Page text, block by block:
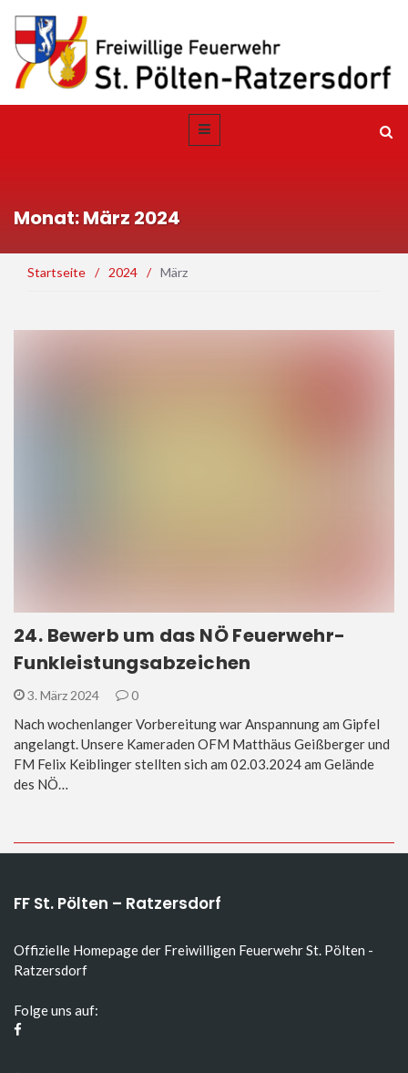
Monat: März 2024
Startseite / 2024 / März
24. Bewerb um das NÖ Feuerwehr-
Funkleistungsabzeichen
3. März 2024 0
Nach wochenlanger Vorbereitung war Anspannung am Gipfel
angelangt. Unsere Kameraden OFM Matthäus Geißberger und
FM Felix Keiblinger stellten sich am 02.03.2024 am Gelände
des NÖ…
FF St. Pölten – Ratzersdorf
Offizielle Homepage der Freiwilligen Feuerwehr St. Pölten -
Ratzersdorf
Folge uns auf: